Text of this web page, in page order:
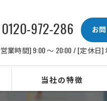
0120-972-286
お
業時間] 9:00 〜 20:00 / [定休日]
当社の特徴